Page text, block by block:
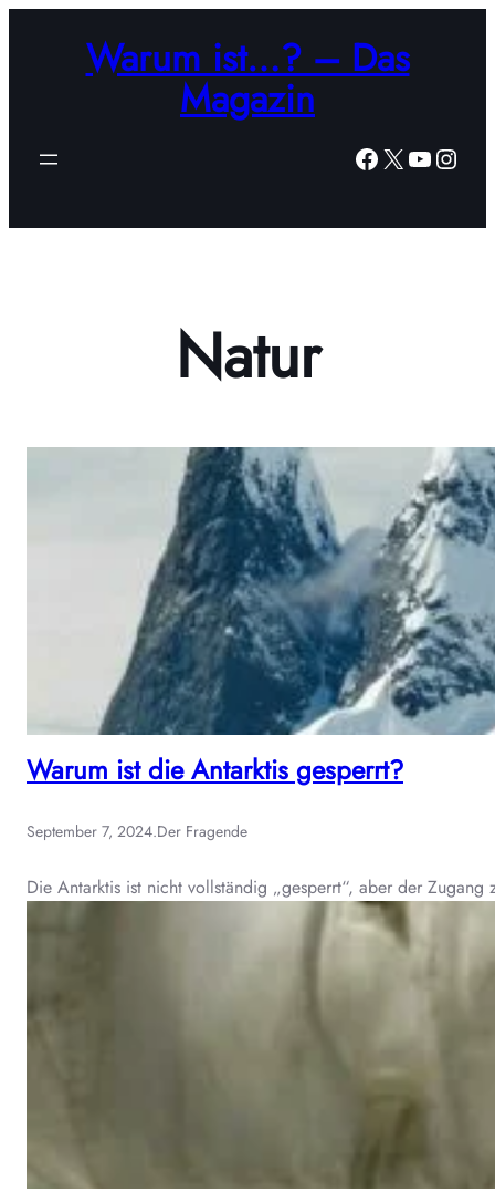
Warum ist…? – Das
Magazin
Facebook
X
Natur
Warum ist die Antarktis gesperrt?
September 7, 2024.Der Fragende
Die Antarktis ist nicht vollständig „gesperrt“, aber der